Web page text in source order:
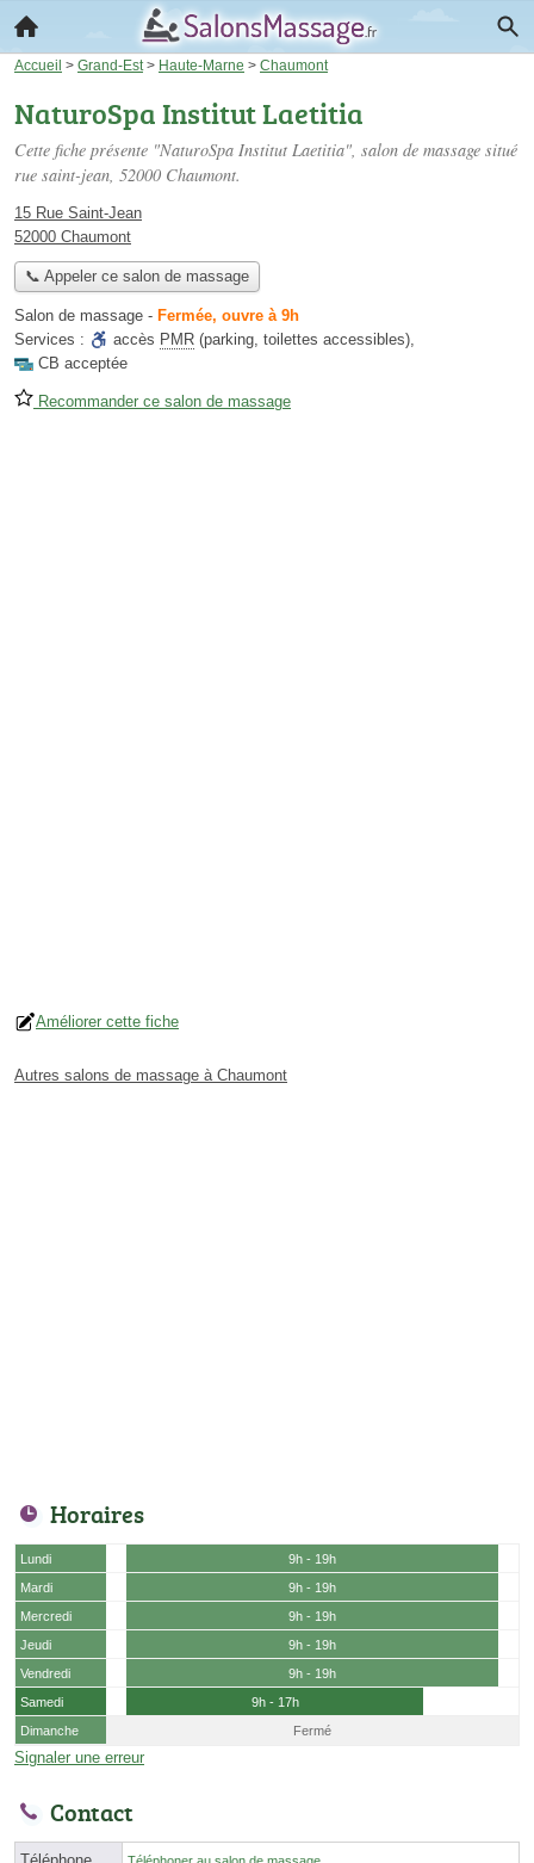
Accueil > Grand-Est > Haute-Marne > Chaumont
NaturoSpa Institut Laetitia
Cette fiche présente "NaturoSpa Institut Laetitia", salon de massage situé
rue saint-jean, 52000 Chaumont.
15 Rue Saint-Jean
52000 Chaumont
📞 Appeler ce salon de massage
Salon de massage - Fermée, ouvre à 9h
Services :
accès PMR (parking, toilettes accessibles),
CB acceptée
Recommander ce salon de massage
Améliorer cette fiche
Autres salons de massage à Chaumont
Horaires
Lundi
9h - 19h
Mardi
9h - 19h
Mercredi
9h - 19h
Jeudi
9h - 19h
Vendredi
9h - 19h
Samedi
9h - 17h
Dimanche
Fermé
Signaler une erreur
Contact